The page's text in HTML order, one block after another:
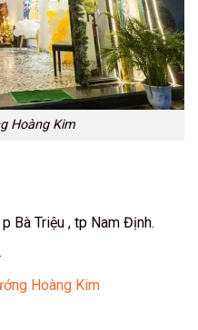
Hoàng Kim
Bà Triệu , tp Nam Định.
Hoàng Kim